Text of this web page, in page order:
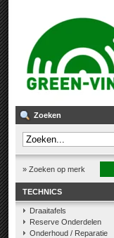
Zoeken
» Zoeken op merk
TECHNICS
Draaitafels
Reserve Onderdelen
Onderhoud / Reparatie